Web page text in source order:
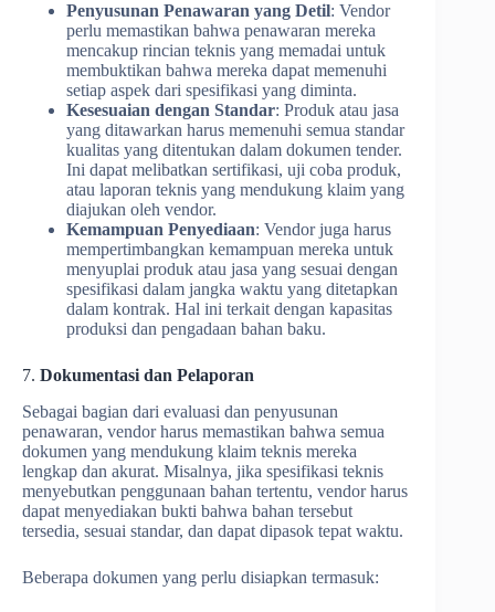
Penyusunan Penawaran yang Detil: Vendor
perlu memastikan bahwa penawaran mereka
mencakup rincian teknis yang memadai untuk
membuktikan bahwa mereka dapat memenuhi
setiap aspek dari spesifikasi yang diminta.
Kesesuaian dengan Standar: Produk atau jasa
yang ditawarkan harus memenuhi semua standar
kualitas yang ditentukan dalam dokumen tender.
Ini dapat melibatkan sertifikasi, uji coba produk,
atau laporan teknis yang mendukung klaim yang
diajukan oleh vendor.
Kemampuan Penyediaan: Vendor juga harus
mempertimbangkan kemampuan mereka untuk
menyuplai produk atau jasa yang sesuai dengan
spesifikasi dalam jangka waktu yang ditetapkan
dalam kontrak. Hal ini terkait dengan kapasitas
produksi dan pengadaan bahan baku.
7. Dokumentasi dan Pelaporan
Sebagai bagian dari evaluasi dan penyusunan
penawaran, vendor harus memastikan bahwa semua
dokumen yang mendukung klaim teknis mereka
lengkap dan akurat. Misalnya, jika spesifikasi teknis
menyebutkan penggunaan bahan tertentu, vendor harus
dapat menyediakan bukti bahwa bahan tersebut
tersedia, sesuai standar, dan dapat dipasok tepat waktu.
Beberapa dokumen yang perlu disiapkan termasuk: